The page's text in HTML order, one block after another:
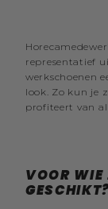
representatief
werkschoenen
look. Zo kun je
profiteert van
VOOR WIE